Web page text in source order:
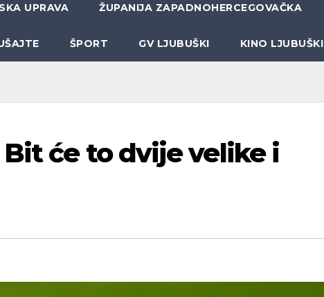
UPRAVA ŽUPANIJA ZAPADNOHERCEGOVAČKA
ŠPORT GV LJUBUŠKI KINO LJUBUŠKI
će to dvije velike i